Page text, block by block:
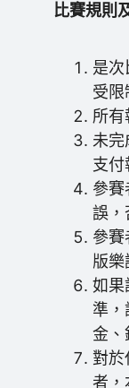
比賽規則
是次
受限
所有
未完
支付
參賽
誤，
參賽
版樂
如果
準，
金、
對於
者，